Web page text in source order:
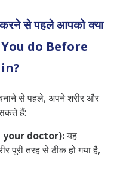
करने से पहले आपको क्या
You do Before
बनाने से पहले, अपने शरीर और
हैं:
your doctor):यह
पूरी तरह से ठीक हो गया है,